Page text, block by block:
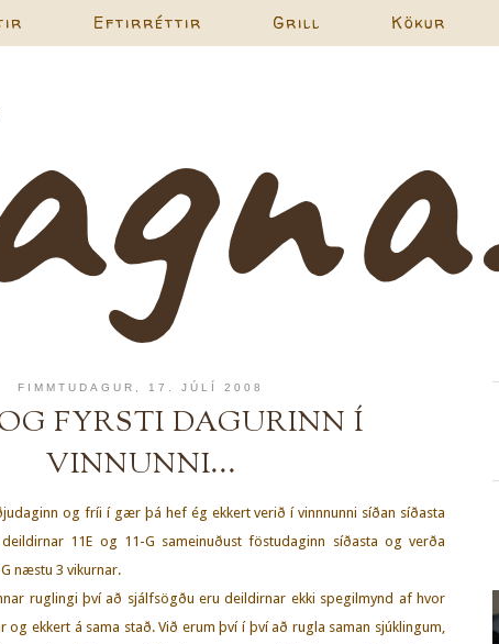
Eftirréttir Grill Kökur
FIMMTUDAGUR, 17. JÚLÍ 2008
FYRSTI DAGURINN Í
VINNUNNI...
og fríi í gær þá hef ég ekkert verið í vinnnunni síðan síðasta
11E og 11-G sameinuðust föstudaginn síðasta og verða
næstu 3 vikurnar.
ruglingi því að sjálfsögðu eru deildirnar ekki spegilmynd af hvor
og ekkert á sama stað. Við erum því í því að rugla saman sjúklingum,